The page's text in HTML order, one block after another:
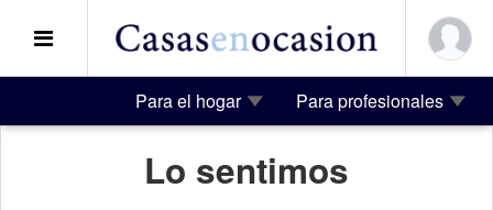
Para el hogar Para profesionales
Lo sentimos